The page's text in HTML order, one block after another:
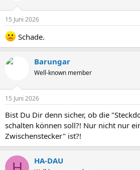
15 Juni 2026
Schade.
Barungar
Well-known member
15 Juni 2026
Bist Du Dir denn sicher, ob die
schalten können soll?! Nur nicht nur
Zwischenstecker" ist?!
HA-DAU